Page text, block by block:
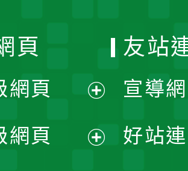
頁
網頁
開
網頁
友站
宣導
好站